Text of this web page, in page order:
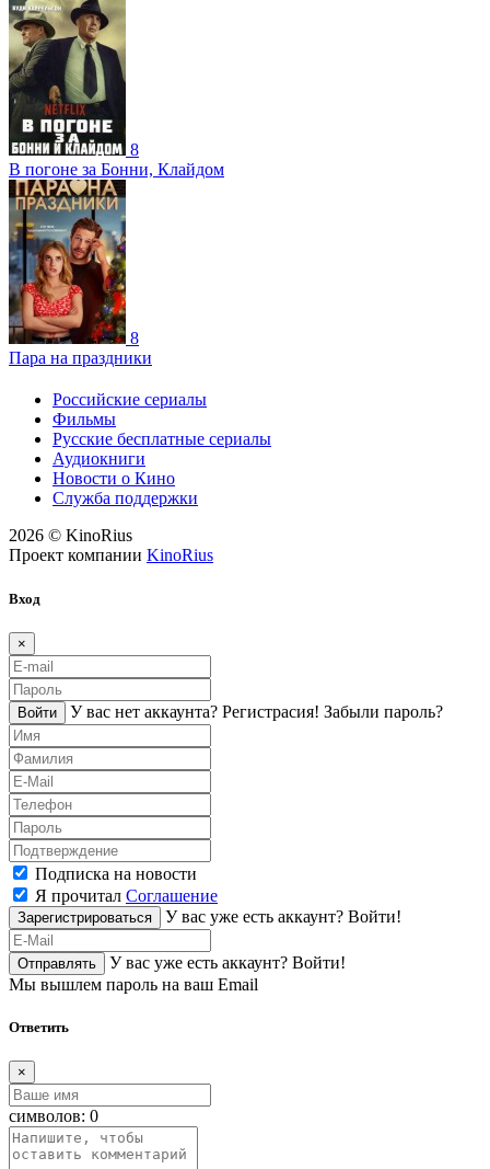
8
В погоне за Бонни, Клайдом
8
Пара на праздники
Российские сериалы
Фильмы
Русские бесплатные сериалы
Аудиокниги
Новости о Кино
Служба поддержки
2026 © KinoRius
Проект компании KinoRius
Вход
×
Войти У вас нет аккаунта? Регистраcия! Забыли пароль?
Подписка на новости
Я прочитал Соглашение
Зарегистрироваться У вас уже есть аккаунт? Войти!
Отправлять У вас уже есть аккаунт? Войти!
Мы вышлем пароль на ваш Email
Ответить
×
символов: 0